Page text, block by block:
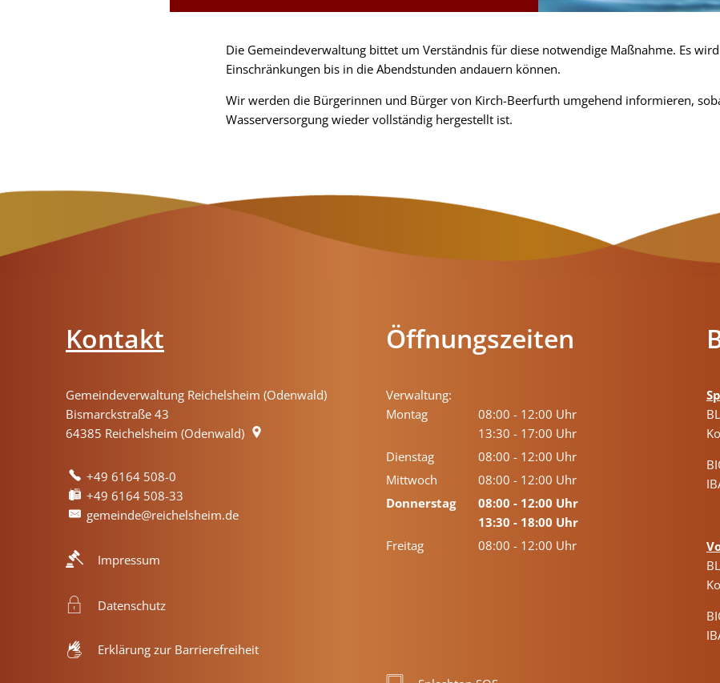
Die Gemeindeverwaltung bittet um Verständnis für diese notwendige Maßnahme. Es
Einschränkungen bis in die Abendstunden andauern können.
Wir werden die Bürgerinnen und Bürger von Kirch-Beerfurth umgehend informieren,
Wasserversorgung wieder vollständig hergestellt ist.
Kontakt
Gemeindeverwaltung Reichelsheim (Odenwald)
Bismarckstraße 43
64385 Reichelsheim (Odenwald)
+49 6164 508-0
+49 6164 508-33
gemeinde@reichelsheim.de
Impressum
Datenschutz
Erklärung zur Barrierefreiheit
Öffnungszeiten
Verwaltung:
Montag
08:00 - 12:00 Uhr
Von 08:00 bis 12:00 Uhr
13:30 - 17:00 Uhr
Von 13:30 bis 17:00 Uhr
Dienstag 08:00 - 12:00 Uhr
Von 08:00 bis 12:00 Uhr
Mittwoch 08:00 - 12:00 Uhr
Von 08:00 bis 12:00 Uhr
Donnerstag 08:00 - 12:00 Uhr
Von 08:00 bis 12:00 Uhr
13:30 - 18:00 Uhr
Von 13:30 bis 18:00 Uhr
Freitag 08:00 - 12:00 Uhr